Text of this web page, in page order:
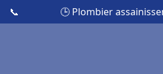
📞 🕒 Plombier